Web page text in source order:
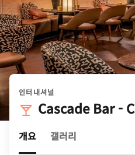
인터내셔널
Cascade Bar -
개요 갤러리